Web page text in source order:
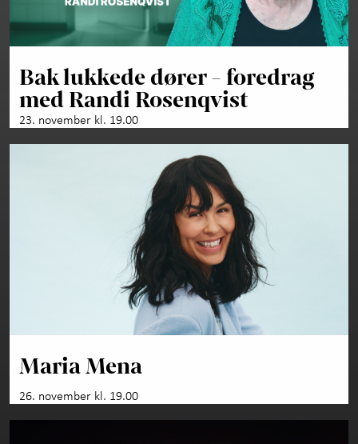
Bak lukkede dører - foredrag
med Randi Rosenqvist
23. november kl. 19.00
Maria Mena
26. november kl. 19.00